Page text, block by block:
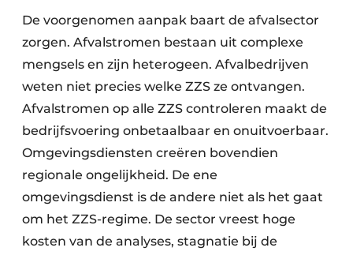
De voorgenomen aanpak baart de afvalsector
zorgen. Afvalstromen bestaan uit complexe
mengsels en zijn heterogeen. Afvalbedrijven
weten niet precies welke ZZS ze ontvangen.
Afvalstromen op alle ZZS controleren maakt de
bedrijfsvoering onbetaalbaar en onuitvoerbaar.
Omgevingsdiensten creëren bovendien
regionale ongelijkheid. De ene
omgevingsdienst is de andere niet als het gaat
om het ZZS-regime. De sector vreest hoge
kosten van de analyses, stagnatie bij de